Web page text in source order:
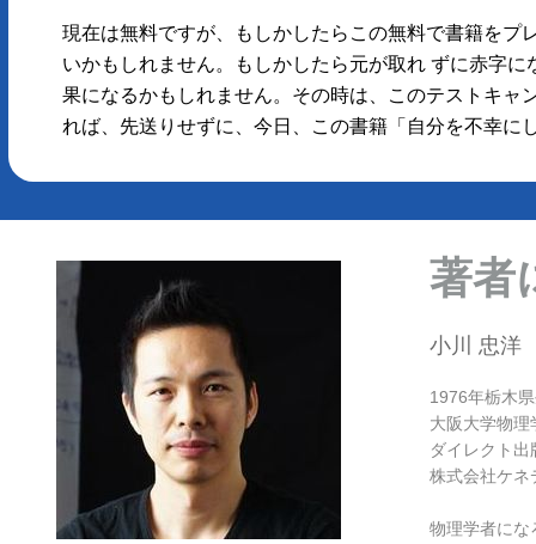
著者
小川 忠洋
1976年栃木
大阪大学物理
ダイレクト
株式会社ケネ
物理学者にな
現在は無料ですが、もしかしたらこの無料で書籍をプ
いかもしれません。もしかしたら元が取れ ずに赤字
果になるかもしれません。その時は、このテストキャ
れば、先送りせずに、今日、この書籍「自分を不幸に